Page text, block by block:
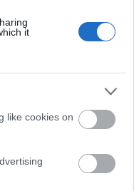
it
like cookies on